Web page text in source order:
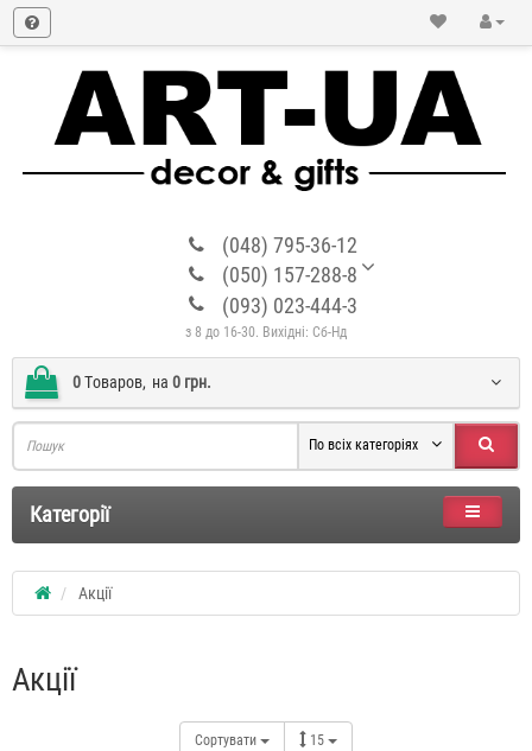
(048) 795-36-12
(050) 157-288-8
(093) 023-444-3
з 8 до 16-30. Вихідні: Сб-Нд
0Tоваров, на 0 грн.
По всіх категоріях
Категорії
Акції
Акції
Сортувати 15